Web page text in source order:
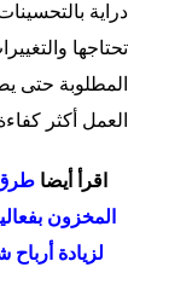
دراية
تحتاجها
المطلوبة حتى
العمل أكثر
اقرأ أيضاطرق
المخزون
لزيادة